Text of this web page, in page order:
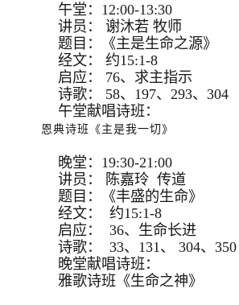
午堂：12:00-13:30
讲员：
谢沐若 牧师
题目：
《主是生命之源》
经文：
约15:1-8
启应：
76、求主指示
诗歌：
58、197、293、 304
午堂献唱诗班：
恩典诗班《主是我一切》
晚堂：19:30-21:00
讲员： 陈嘉玲 传道
题目：《丰盛的生命》
经文： 约15:1-8
启应： 36、生命长进
诗歌： 33、131、 304、350
晚堂献唱诗班：
雅歌诗班《生命之神》